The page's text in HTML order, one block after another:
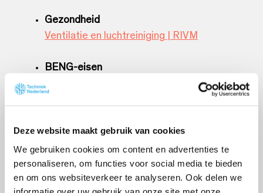
Deze website maakt gebruik van cookies
We gebruiken cookies om content en advertenties te
personaliseren, om functies voor social media te bieden
en om ons websiteverkeer te analyseren. Ook delen we
Gezondheid
Ventilatie en luchtreiniging | RIVM
BENG-eisen
Bijna Energie Neutrale Gebouwen, met
drie indicatoren: energiebehoefte, primair
hernieuwbare energie.
Naar de officiële BENG-eisen op RVO.nl
EPBD (IV)